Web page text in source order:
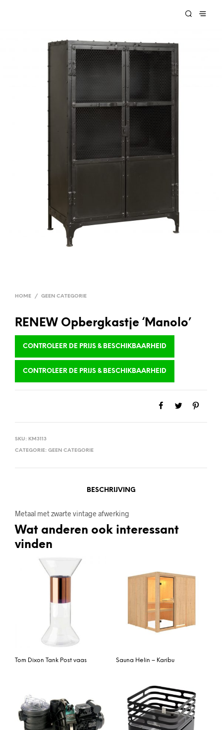
HOME / GEEN CATEGORIE
RENEW Opbergkastje ‘Manolo’
CONTROLEER DE PRIJS & BESCHIKBAARHEID
CONTROLEER DE PRIJS & BESCHIKBAARHEID
SKU: KM3113
CATEGORIE: GEEN CATEGORIE
BESCHRIJVING
Metaal met zwarte vintage afwerking
Wat anderen ook interessant
vinden
Tom Dixon Tank Post vaas Sauna Helin – Karibu